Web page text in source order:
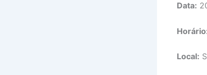
Data:
Local: